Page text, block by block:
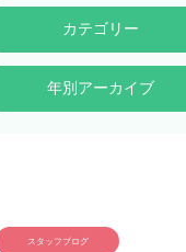
カテゴリー
年別アーカイブ
スタッフブログ